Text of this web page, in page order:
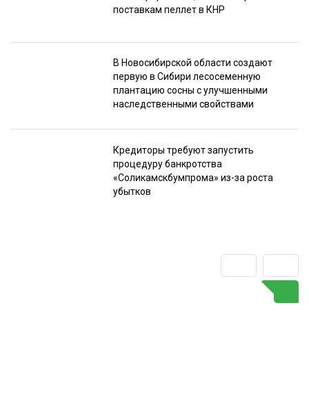
поставкам пеллет в КНР
В Новосибирской области создают
первую в Сибири лесосеменную
плантацию сосны с улучшенными
наследственными свойствами
Кредиторы требуют запустить
процедуру банкротства
«Соликамскбумпрома» из-за роста
убытков